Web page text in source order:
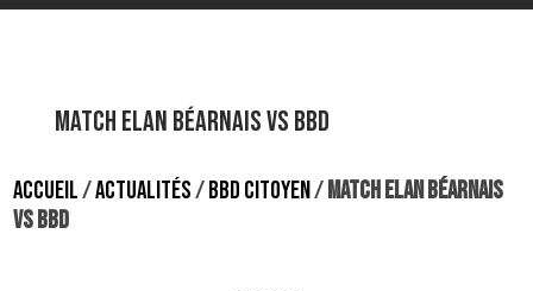
Match Elan Béarnais vs BBD
ACCUEIL/ACTUALITÉS/BBD CITOYEN/MATCH ELAN BÉARNAIS
VS BBD